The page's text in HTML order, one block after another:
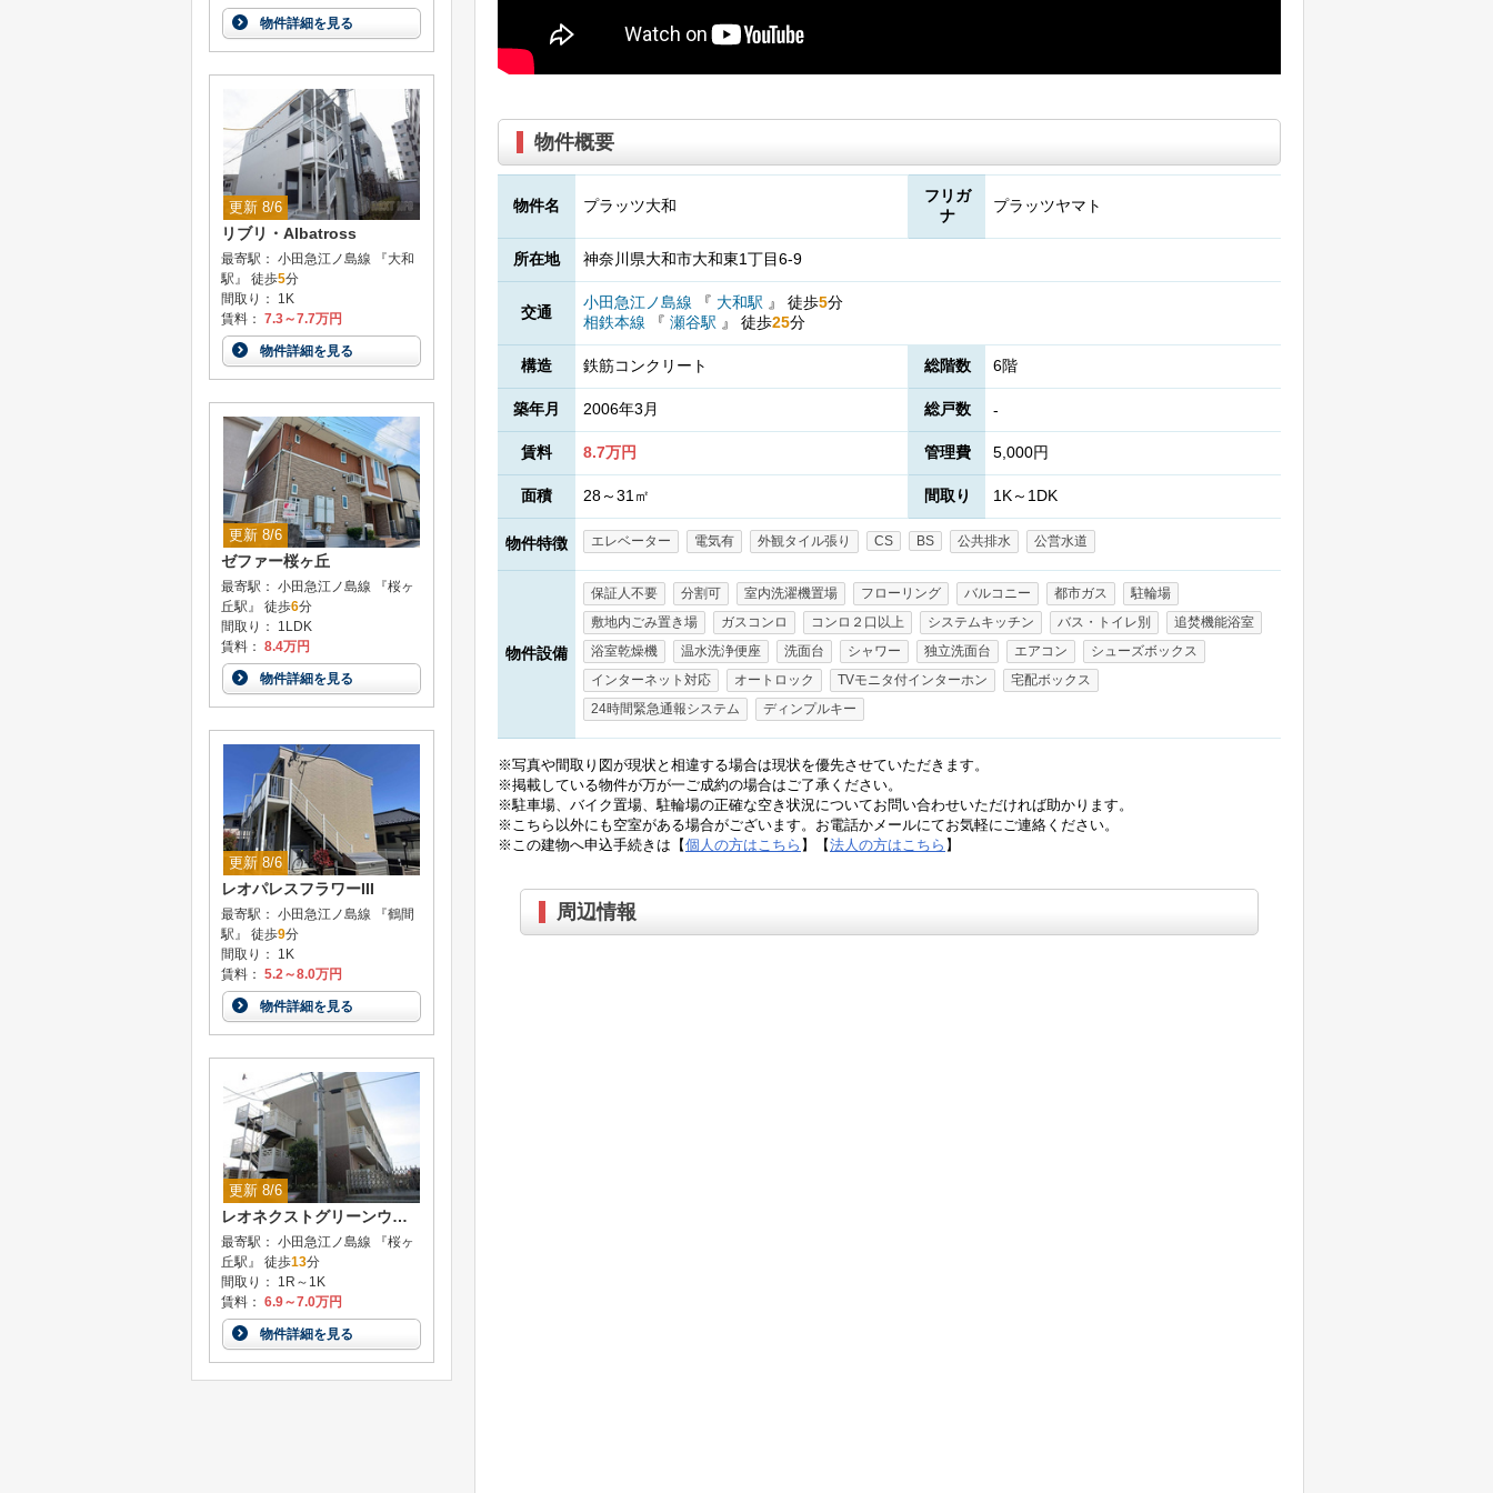
物件概要
物件名 プラッツ大和
フリガ
ナ
プラッツヤマト
所在地 神奈川県大和市大和東1丁目6-9
交通
小田急江ノ島線 『 大和駅 』 徒歩5分
相鉄本線
『 瀬谷駅 』 徒歩25分
構造 鉄筋コンクリート 総階数 6階
築年月 2006年3月 総戸数 -
賃料 8.7万円 管理費 5,000円
面積 28～31㎡ 間取り 1K～1DK
物件特徴 エレベーター 電気有 外観タイル張り CS BS 公共排水 公営水道
物件設備
保証人不要 分割可 室内洗濯機置場 フローリング バルコニー 都市ガス
駐輪場
敷地内ごみ置き場
ガスコンロ コンロ２口以上 システムキッチン バス・トイレ別
追焚機能浴室
浴室乾燥機
温水洗浄便座 洗面台 シャワー 独立洗面台 エアコン
シューズボックス
インターネット対応
オートロック TVモニタ付インターホン
宅配ボックス
24時間緊急通報システム
ディンプルキー
※写真や間取り図が現状と相違する場合は現状を優先させていただきます。
※掲載している物件が万が一ご成約の場合はご了承ください。
※駐車場、バイク置場、駐輪場の正確な空き状況についてお問い合わせいただければ助かります。
※こちら以外にも空室がある場合がございます。お電話かメールにてお気軽にご連絡ください。
※この建物へ申込手続きは【個人の方はこちら 】【法人の方はこちら 】
周辺情報
物件詳細を見る
更新 8/6
リブリ・Albatross
最寄駅： 小田急江ノ島線 『大和
駅』 徒歩5分
間取り： 1K
賃料： 7.3～7.7万円
物件詳細を見る
更新 8/6
ゼファー桜ヶ丘
最寄駅： 小田急江ノ島線 『桜ヶ
丘駅』 徒歩6分
間取り： 1LDK
賃料： 8.4万円
物件詳細を見る
更新 8/6
レオパレスフラワーIII
最寄駅： 小田急江ノ島線 『鶴間
駅』 徒歩9分
間取り： 1K
賃料： 5.2～8.0万円
物件詳細を見る
更新 8/6
レオネクストグリーンウッド
最寄駅： 小田急江ノ島線 『桜ヶ
丘駅』 徒歩13分
間取り： 1R～1K
賃料： 6.9～7.0万円
物件詳細を見る